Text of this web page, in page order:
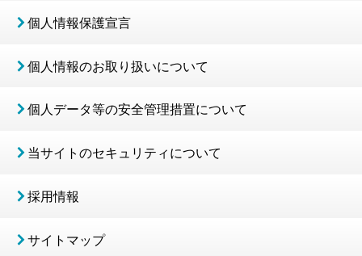
個人情報保護宣言
個人情報のお取り扱いについて
個人データ等の安全管理措置について
当サイトのセキュリティについて
採用情報
サイトマップ